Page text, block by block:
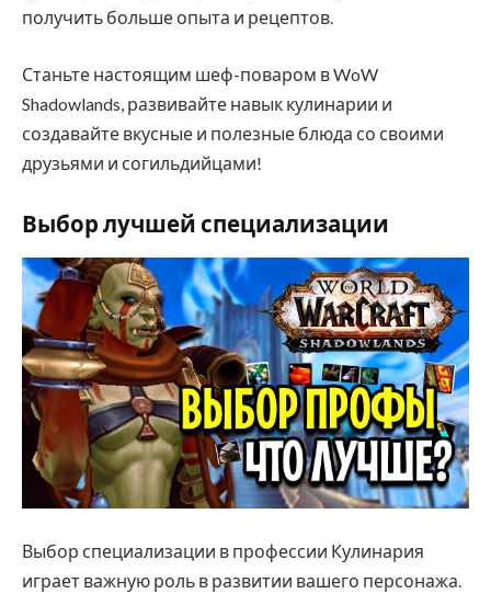
получить больше опыта и рецептов.
Станьте настоящим шеф-поваром в WoW
Shadowlands, развивайте навык кулинарии и
создавайте вкусные и полезные блюда со своими
друзьями и согильдийцами!
Выбор лучшей специализации
Выбор специализации в профессии Кулинария
играет важную роль в развитии вашего персонажа.